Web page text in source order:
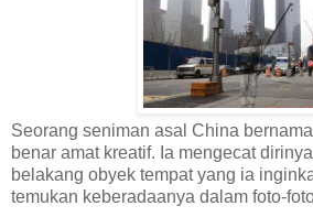
Seorang seniman asal China
benar amat kreatif. Ia mengecat
belakang obyek tempat yang ia
temukan keberadaanya dalam foto-